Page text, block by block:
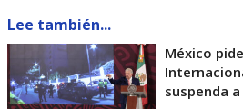
Lee también...
México
suspenda